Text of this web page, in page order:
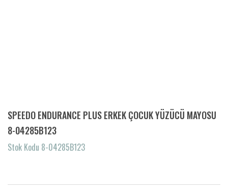
SPEEDO ENDURANCE PLUS ERKEK ÇOCUK YÜZÜCÜ MAYOSU
8-04285B123
Stok Kodu 8-04285B123